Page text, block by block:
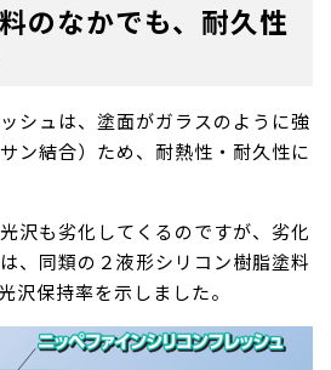
のなかでも、耐久性
シュは、塗面がガラスのように強
ン結合）ため、耐熱性・耐久性に
沢も劣化してくるのですが、劣化
、同類の２液形シリコン樹脂塗料
沢保持率を示しました。